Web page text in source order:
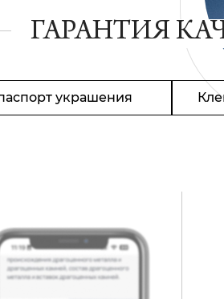
ГАРАНТИЯ
украшения